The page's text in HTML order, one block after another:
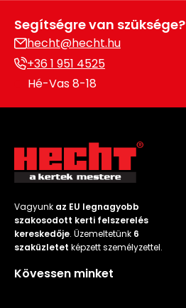
Segítségre van szüksége?
hecht@hecht.hu
+36 1 951 4525
Hé-Vas 8-18
Vagyunk az EU legnagyobb
szakosodott kerti felszerelés
kereskedője. Üzemeltetünk 6
szaküzletet képzett személyzettel.
Kövessen minket